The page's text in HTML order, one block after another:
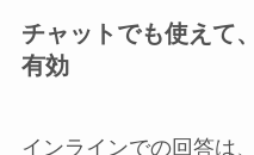
チャットでも使えて
有効
インラインでの回答は